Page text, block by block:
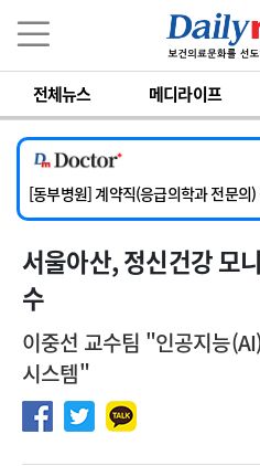
전체뉴스 메디라이프
[서울아산병원] 2026년 하반기 인턴 모집
[영남대학교의료원] 마취통증의학과
[충남대학교병원] 소아청소년과(소아
[동부병원] 계약직(응급의학과 전문의
[이대목동병원] 하반기 전공의(레지던
[서울아산병원] 2026년 하반기 인턴
[영남대학교의료원] 마취통증의학과 임
서울아산, 정신건강 모
수
이중선 교수팀 "인공지능
시스템"